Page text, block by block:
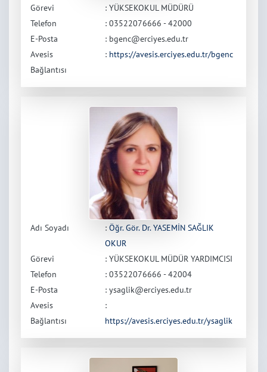
Görevi
: YÜKSEKOKUL MÜDÜRÜ
Telefon
: 03522076666 - 42000
E-Posta
: bgenc@erciyes.edu.tr
Avesis
Bağlantısı
: https://avesis.erciyes.edu.tr/bgenc
Adı Soyadı :Öğr. Gör. Dr. YASEMİN SAĞLIK
OKUR
Görevi
: YÜKSEKOKUL MÜDÜR YARDIMCISI
Telefon
: 03522076666 - 42004
E-Posta
: ysaglik@erciyes.edu.tr
Avesis
Bağlantısı
:
https://avesis.erciyes.edu.tr/ysaglik